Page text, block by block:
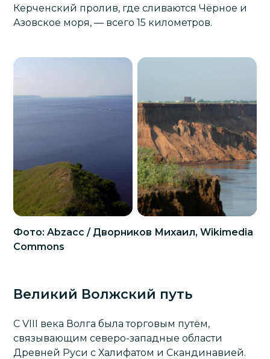
Керченский пролив, где сливаются Чёрное и
Азовское моря, — всего 15 километров.
Фото: Abzacc / Дворников Михаил, Wikimedia
Commons
Великий Волжский путь
С VIII века Волга была торговым путём,
связывающим северо-западные области
Древней Руси с Халифатом и Скандинавией.